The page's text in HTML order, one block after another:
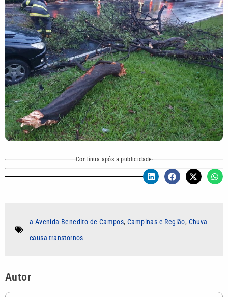
Continua após a publicidade
a Avenida Benedito de Campos,Campinas e Região, Chuva
causa transtornos
Autor